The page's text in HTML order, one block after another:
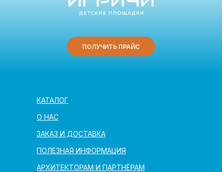
АРХИТЕКТОРАМ И ПАРТНЁРАМ
ПОЛЕЗНАЯ ИНФОРМАЦИЯ
ЗАКАЗ И ДОСТАВКА
О НАС
КАТАЛОГ
ПОЛУЧИТЬ ПРАЙС